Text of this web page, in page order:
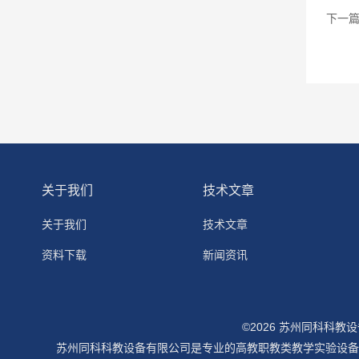
下一
关于我们
关于我们
资料下载
技术文章
技术文章
新闻资讯
©2026 苏州同科科教
苏州同科科教设备有限公司是专业的高教职教类教学实验设